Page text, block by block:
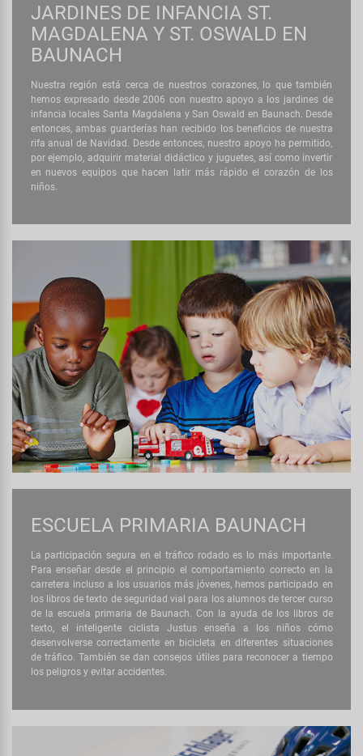
JARDINES DE INFANCIA ST.
MAGDALENA Y ST. OSWALD EN
BAUNACH
Nuestra región está cerca de nuestros corazones, lo que también
hemos expresado desde 2006 con nuestro apoyo a los jardines de
infancia locales Santa Magdalena y San Oswald en Baunach. Desde
entonces, ambas guarderías han recibido los beneficios de nuestra
rifa anual de Navidad. Desde entonces, nuestro apoyo ha permitido,
por ejemplo, adquirir material didáctico y juguetes, así como invertir
en nuevos equipos que hacen latir más rápido el corazón de los
niños.
ESCUELA PRIMARIA BAUNACH
La participación segura en el tráfico rodado es lo más importante.
Para enseñar desde el principio el comportamiento correcto en la
carretera incluso a los usuarios más jóvenes, hemos participado en
los libros de texto de seguridad vial para los alumnos de tercer curso
de la escuela primaria de Baunach. Con la ayuda de los libros de
texto, el inteligente ciclista Justus enseña a los niños cómo
desenvolverse correctamente en bicicleta en diferentes situaciones
de tráfico. También se dan consejos útiles para reconocer a tiempo
los peligros y evitar accidentes.